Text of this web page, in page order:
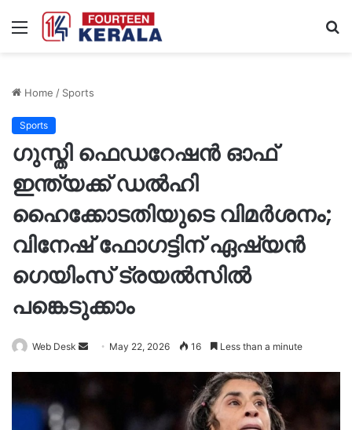
Menu
Home / Sports
Sports
ഗുസ്തി ഫെഡറേഷൻ ഓഫ്
ഇന്ത്യക്ക് ഡൽഹി
ഹൈക്കോടതിയുടെ വിമർശനം;
വിനേഷ് ഫോഗട്ടിന് ഏഷ്യൻ
ഗെയിംസ് ട്രയൽസിൽ
പങ്കെടുക്കാം
Web Desk
Send
email
May 22, 2026 16 Less than a minute